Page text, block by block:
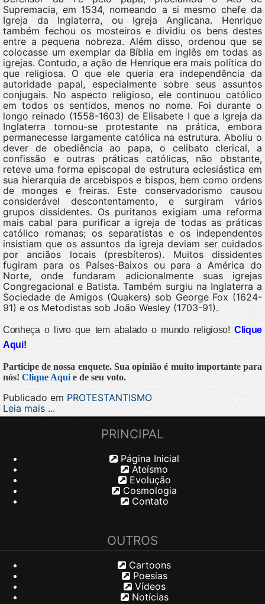
Supremacia, em 1534, nomeando a si mesmo chefe da
Igreja da Inglaterra, ou Igreja Anglicana. Henrique
também fechou os mosteiros e dividiu os bens destes
entre a pequena nobreza. Além disso, ordenou que se
colocasse um exemplar da Bíblia em inglês em todas as
igrejas. Contudo, a ação de Henrique era mais política do
que religiosa. O que ele queria era independência da
autoridade papal, especialmente sobre seus assuntos
conjugais. No aspecto religioso, ele continuou católico
em todos os sentidos, menos no nome. Foi durante o
longo reinado (1558-1603) de Elisabete I que a Igreja da
Inglaterra tornou-se protestante na prática, embora
permanecesse largamente católica na estrutura. Aboliu o
dever de obediência ao papa, o celibato clerical, a
confissão e outras práticas católicas, não obstante,
reteve uma forma episcopal de estrutura eclesiástica em
sua hierarquia de arcebispos e bispos, bem como ordens
de monges e freiras. Este conservadorismo causou
considerável descontentamento, e surgiram vários
grupos dissidentes. Os puritanos exigiam uma reforma
mais cabal para purificar a igreja de todas as práticas
católico romanas; os separatistas e os independentes
insistiam que os assuntos da igreja deviam ser cuidados
por anciãos locais (presbíteros). Muitos dissidentes
fugiram para os Países-Baixos ou para a América do
Norte, onde fundaram adicionalmente suas igrejas
Congregacional e Batista. Também surgiu na Inglaterra a
Sociedade de Amigos (Quakers) sob George Fox (1624-
91) e os Metodistas sob João Wesley (1703-91).
Conheça o livro que tem abalado o mundo religioso!Clique
Aqui!
Participe de nossa enquete. Sua opinião é muito importante para
nós! Clique Aqui e de seu voto.
Publicado em PROTESTANTISMO
Leia mais ...
PRINCIPAL
Página Inicial
Ateísmo
Evolução
Cosmologia
Contato
OUTROS
Cartoons
Poesias
Vídeos
Notícias